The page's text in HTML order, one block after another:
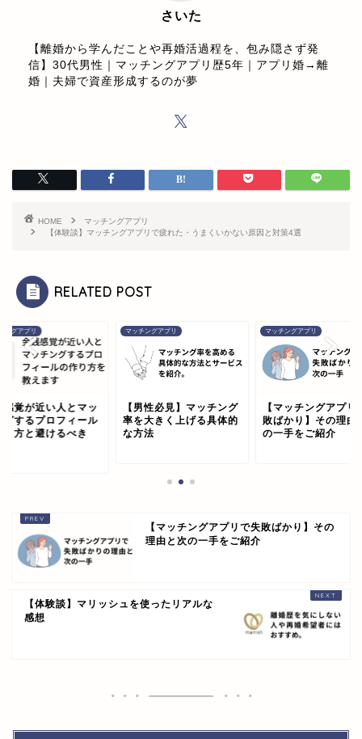
さいた
【離婚から学んだことや再婚活過程を、包み隠さず発
信】30代男性｜マッチングアプリ歴5年｜アプリ婚→離
婚｜夫婦で資産形成するのが夢
HOME
マッチングアプリ
【体験談】マッチングアプリで疲れた・うまくいかない原因と対策4選
RELATED POST
ングアプリ
感覚が近い人とマッ
グするプロフィール
き方と避けるべき
マッチングアプリ
【男性必見】マッチング
率を大きく上げる具体的
な方法
マッチングアプリ
【マッチングアプリ
敗ばかり】その理由
の一手をご紹介
【マッチングアプリで失敗ばかり】その
理由と次の一手をご紹介
【体験談】マリッシュを使ったリアルな
感想